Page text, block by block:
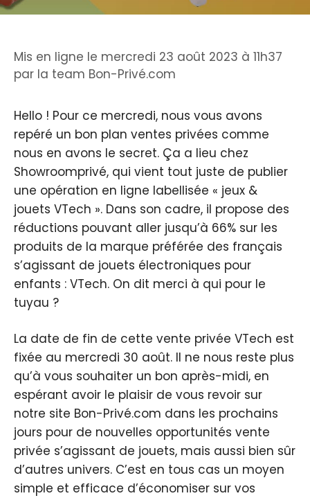
Mis en ligne le mercredi 23 août 2023 à 11h37
par la team Bon-Privé.com
Hello ! Pour ce mercredi, nous vous avons
repéré un bon plan ventes privées comme
nous en avons le secret. Ça a lieu chez
Showroomprivé, qui vient tout juste de publier
une opération en ligne labellisée « jeux &
jouets VTech ». Dans son cadre, il propose des
réductions pouvant aller jusqu’à 66% sur les
produits de la marque préférée des français
s’agissant de jouets électroniques pour
enfants : VTech. On dit merci à qui pour le
tuyau ?
La date de fin de cette vente privée VTech est
fixée au mercredi 30 août. Il ne nous reste plus
qu’à vous souhaiter un bon après-midi, en
espérant avoir le plaisir de vous revoir sur
notre site Bon-Privé.com dans les prochains
jours pour de nouvelles opportunités vente
privée s’agissant de jouets, mais aussi bien sûr
d’autres univers. C’est en tous cas un moyen
simple et efficace d’économiser sur vos